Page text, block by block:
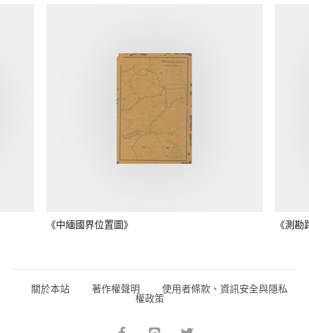
《中緬國界位置圖》 《測
關於本站 著作權聲明 使用者條款、資訊安全與隱私
權政策